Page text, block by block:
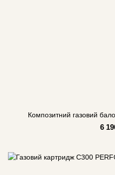
Композитний газовий
6